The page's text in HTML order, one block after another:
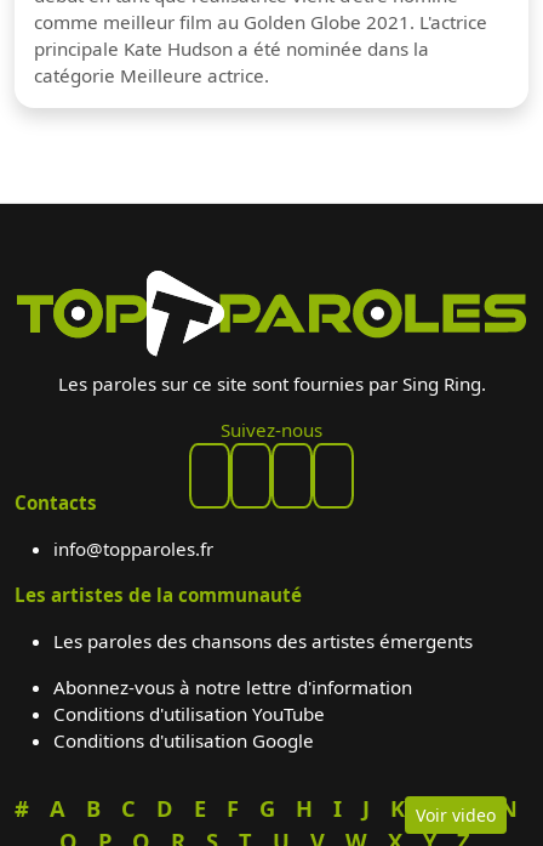
Voir video
comme meilleur film au Golden Globe 2021. L'actrice
principale Kate Hudson a été nominée dans la
catégorie Meilleure actrice.
Les paroles sur ce site sont fournies par Sing Ring.
Suivez-nous
Contacts
info@topparoles.fr
Les artistes de la communauté
Les paroles des chansons des artistes émergents
Abonnez-vous à notre lettre d'information
Conditions d'utilisation YouTube
Conditions d'utilisation Google
# A B C D E F G H I J K L M
N